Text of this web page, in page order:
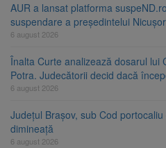
AUR a lansat platforma
suspendare a președintelui
6 august 2026
Înalta Curte analizează dosarul lui
Potra. Judecătorii decid dacă
6 august 2026
Județul Brașov, sub Cod
dimineață
6 august 2026